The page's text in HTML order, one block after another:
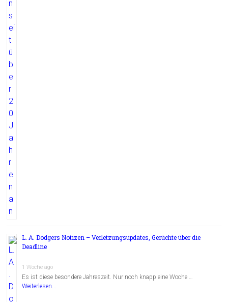
L. A. Dodgers Notizen – Verletzungsupdates, Gerüchte über die
Deadline
1 Woche ago
Es ist diese besondere Jahreszeit. Nur noch knapp eine Woche …
Weiterlesen...